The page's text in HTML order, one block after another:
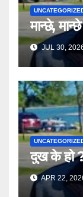
मान्छे,
JUL 30,
दुख के हो
APR 22,